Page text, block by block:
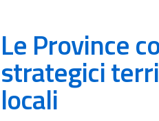
Le Province
strategici
locali